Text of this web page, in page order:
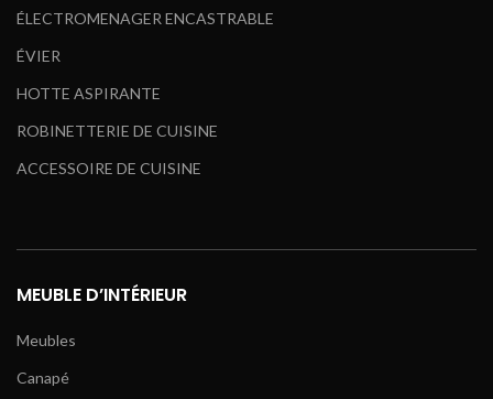
ÉLECTROMENAGER ENCASTRABLE
ÉVIER
HOTTE ASPIRANTE
ROBINETTERIE DE CUISINE
ACCESSOIRE DE CUISINE
MEUBLE D’INTÉRIEUR
Meubles
Canapé